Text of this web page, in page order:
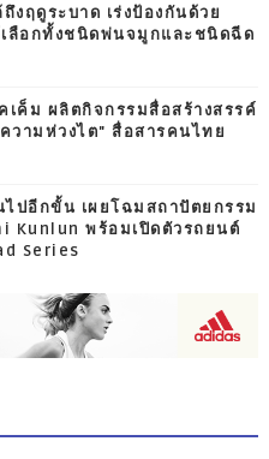
งฤดูระบาด เร่งป้องกันด้วย
ลือกทั้งชนิดพ่นจมูกและชนิดฉีด
เค็ม ผลิตกิจกรรมสื่อสร้างสรรค์
วามห่วงไต" สื่อสารคนไทย
ไปอีกขั้น เผยโฉมสถาปัตยกรรม
Kunlun พร้อมเปิดตัวรถยนต์
Series